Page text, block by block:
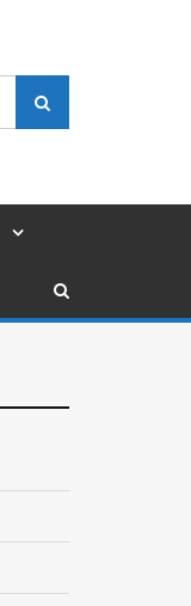
Search